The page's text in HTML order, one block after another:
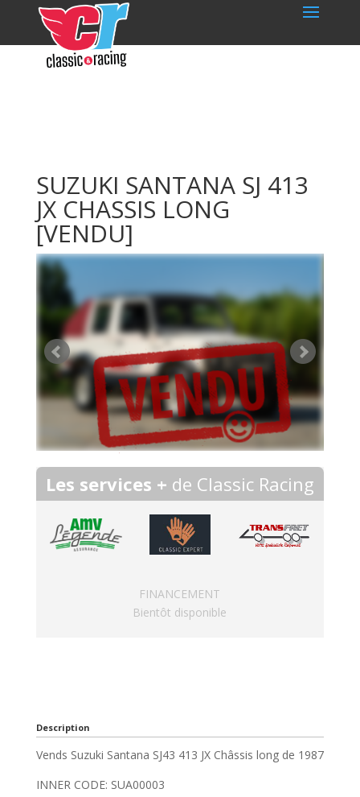
SUZUKI SANTANA SJ 413
JX CHASSIS LONG
[VENDU]
Les services + de Classic Racing
FINANCEMENT
Bientôt disponible
Description
Vends Suzuki Santana SJ43 413 JX Châssis long de 1987
INNER CODE: SUA00003